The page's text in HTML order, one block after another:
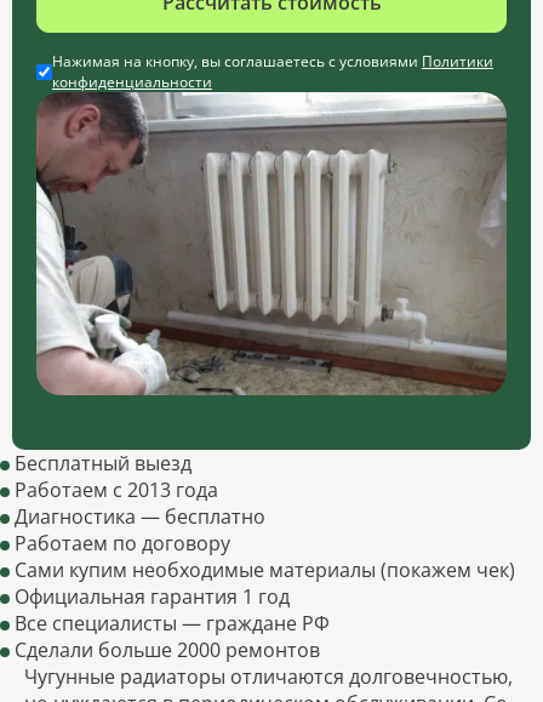
Нажимая на кнопку, вы соглашаетесь с условиями Политики
конфиденциальности
Бесплатный выезд
Работаем с 2013 года
Диагностика — бесплатно
Работаем по договору
Сами купим необходимые материалы (покажем чек)
Официальная гарантия 1 год
Все специалисты — граждане РФ
Сделали больше 2000 ремонтов
Чугунные радиаторы отличаются долговечностью,